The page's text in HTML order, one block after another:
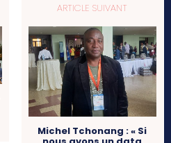
ARTICLE SUIVANT
Michel Tchonang : « Si